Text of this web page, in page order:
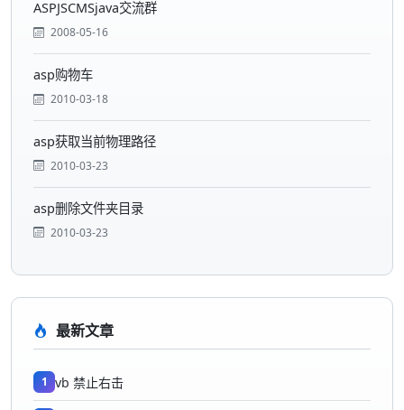
ASPJSCMSjava交流群
2008-05-16
asp购物车
2010-03-18
asp获取当前物理路径
2010-03-23
asp删除文件夹目录
2010-03-23
最新文章
1 vb 禁止右击